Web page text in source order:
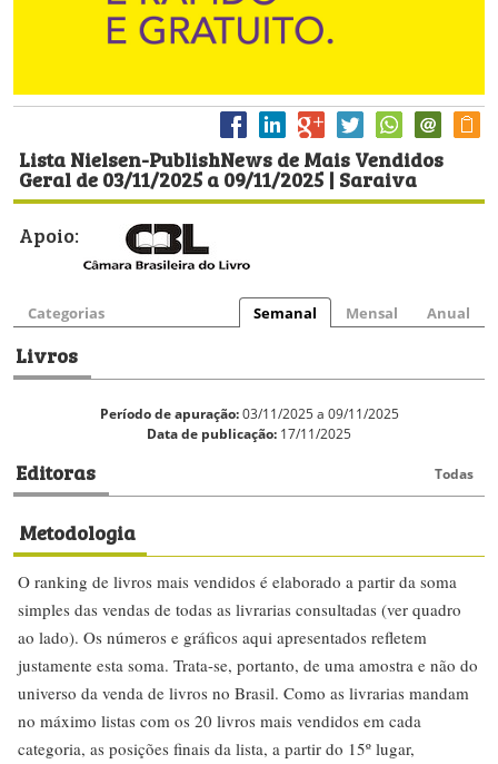
Lista Nielsen-PublishNews de Mais Vendidos
Geral de 03/11/2025 a 09/11/2025 | Saraiva
Apoio:
Categorias Semanal Mensal Anual
Livros
Período de apuração:03/11/2025 a 09/11/2025
Data de publicação: 17/11/2025
Editoras Todas
Metodologia
O ranking de livros mais vendidos é elaborado a partir da soma
simples das vendas de todas as livrarias consultadas (ver quadro
ao lado). Os números e gráficos aqui apresentados refletem
justamente esta soma. Trata-se, portanto, de uma amostra e não do
universo da venda de livros no Brasil. Como as livrarias mandam
no máximo listas com os 20 livros mais vendidos em cada
categoria, as posições finais da lista, a partir do 15º lugar,